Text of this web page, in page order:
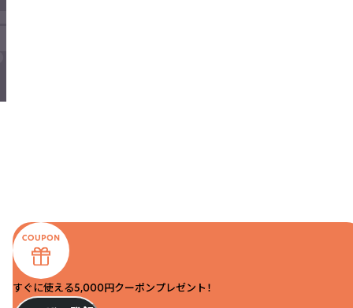
すぐに使える5,000円クーポンプレゼント！